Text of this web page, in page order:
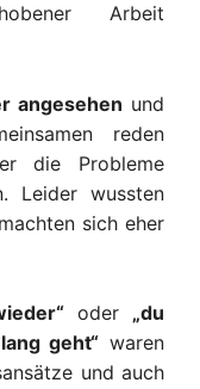
Arbeit
angesehen und
reden
die Probleme
Leider wussten
sich eher
oder „du
geht“ waren
und auch